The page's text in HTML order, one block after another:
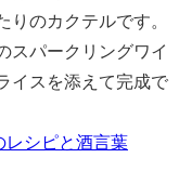
りのカクテルです。
スパークリングワイ
イスを添えて完成で
レシピと酒言葉